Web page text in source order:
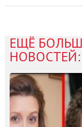
ЕЩЁ
НОВОСТЕЙ: